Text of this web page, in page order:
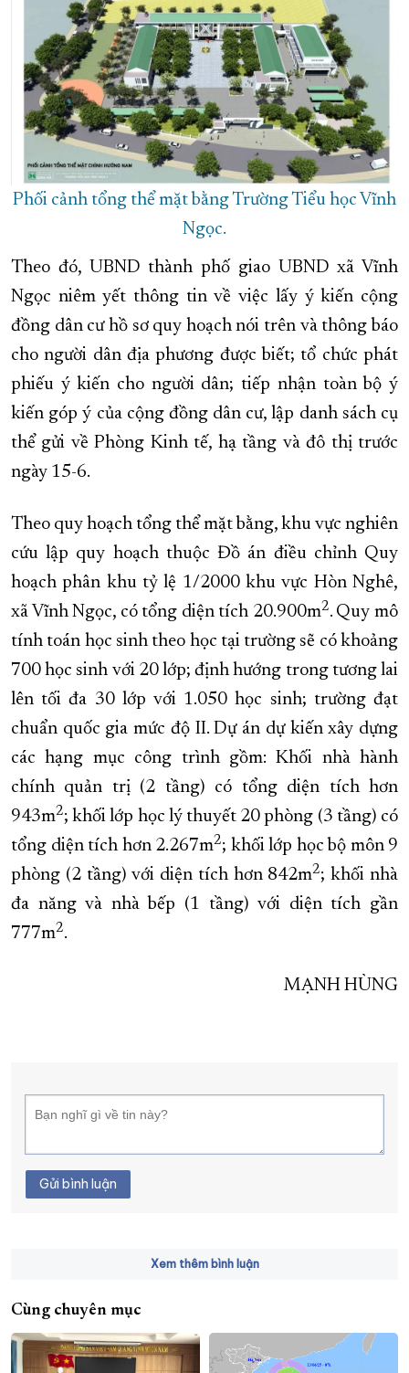
Phối cảnh tổng thể mặt bằng Trường Tiểu học Vĩnh
Ngọc.
Theo đó, UBND thành phố giao UBND xã Vĩnh
Ngọc niêm yết thông tin về việc lấy ý kiến cộng
đồng dân cư hồ sơ quy hoạch nói trên và thông báo
cho người dân địa phương được biết; tổ chức phát
phiếu ý kiến cho người dân; tiếp nhận toàn bộ ý
kiến góp ý của cộng đồng dân cư, lập danh sách cụ
thể gửi về Phòng Kinh tế, hạ tầng và đô thị trước
ngày 15-6.
Theo quy hoạch tổng thể mặt bằng, khu vực nghiên
cứu lập quy hoạch thuộc Đồ án điều chỉnh Quy
hoạch phân khu tỷ lệ 1/2000 khu vực Hòn Nghê,
xã Vĩnh Ngọc, có tổng diện tích 20.900m2. Quy mô
tính toán học sinh theo học tại trường sẽ có khoảng
700 học sinh với 20 lớp; định hướng trong tương lai
lên tối đa 30 lớp với 1.050 học sinh; trường đạt
chuẩn quốc gia mức độ II. Dự án dự kiến xây dựng
các hạng mục công trình gồm: Khối nhà hành
chính quản trị (2 tầng) có tổng diện tích hơn
943m2; khối lớp học lý thuyết 20 phòng (3 tầng) có
tổng diện tích hơn 2.267m2; khối lớp học bộ môn 9
phòng (2 tầng) với diện tích hơn 842m2; khối nhà
đa năng và nhà bếp (1 tầng) với diện tích gần
777m2.
MẠNH HÙNG
Gửi bình luận
Xem thêm bình luận
Cùng chuyên mục